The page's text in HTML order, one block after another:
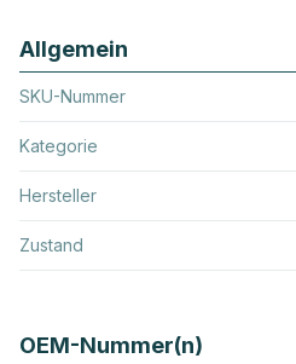
Allgemein
SKU-Nummer
Kategorie
Hersteller
Zustand
OEM-Nummer(n)